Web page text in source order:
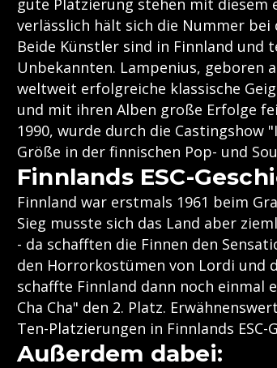
verlässlich hält sich die Nummer
Beide Künstler sind in Finnland und
Unbekannten. Lampenius, geboren
weltweit erfolgreiche klassische
und mit ihren Alben große Erfolge
1990, wurde durch die
Größe in der finnischen Pop- und
Finnlands ESC-
Finnland war erstmals 1961 beim
Sieg musste sich das Land aber
- da schafften die Finnen den
den Horrorkostümen von Lordi und
schaffte Finnland dann noch einmal
Cha Cha" den 2. Platz.
Ten-Platzierungen in Finnlands ESC-
Außerdem dabei: